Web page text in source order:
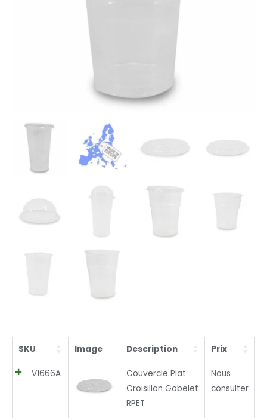
SKU Image Description Prix
V1666A
Couvercle Plat
Croisillon Gobelet
RPET
Nous
consulter